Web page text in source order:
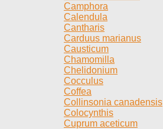
Camphora
Calendula
Cantharis
Carduus marianus
Causticum
Chamomilla
Chelidonium
Cocculus
Coffea
Collinsonia canadensis
Colocynthis
Cuprum aceticum